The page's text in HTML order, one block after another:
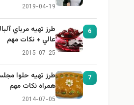
برای بزرگ کردن سینه
2019-04-19
طرز تهيه مرباي آلبالو خوشرنگ و
عالي + نكات مهم
2015-07-25
طرز تهيه حلوا مجلسي زعفراني به
همراه نكات مهم
2014-07-05